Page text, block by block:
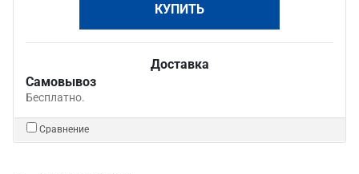
КУПИТЬ
Доставка
Самовывоз
Бесплатно.
Сравнение